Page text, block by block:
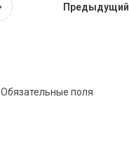
Предыдущий
Обязательные поля